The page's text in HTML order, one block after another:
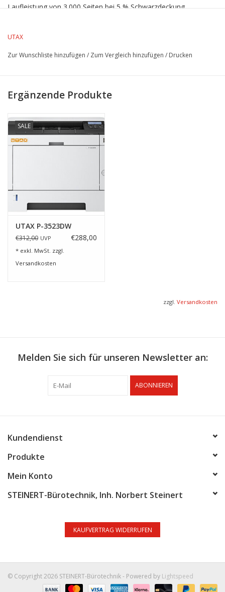
Laufleistung von 3.000 Seiten bei 5 % Schwarzdeckung.
UTAX
Zur Wunschliste hinzufügen / Zum Vergleich hinzufügen / Drucken
Ergänzende Produkte
SALE
UTAX P-3523DW
€312,00 UVP €288,00
* exkl. MwSt. zzgl.
Versandkosten
zzgl. Versandkosten
Melden Sie sich für unseren Newsletter an:
ABONNIEREN
Kundendienst
Produkte
Mein Konto
STEINERT-Bürotechnik, Inh. Norbert Steinert
KAUFVERTRAG WIDERRUFEN
© Copyright 2026 STEINERT-Bürotechnik - Powered by Lightspeed